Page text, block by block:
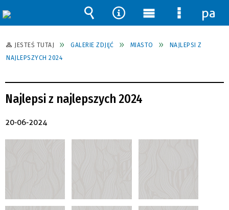
JESTEŚ TUTAJ GALERIE ZDJĘĆ MIASTO
NAJLEPSI Z
NAJLEPSZYCH 2024
Najlepsi z najlepszych 2024
20-06-2024
Wyszukiwarka
Narzędzia
Menu
główne
Menu